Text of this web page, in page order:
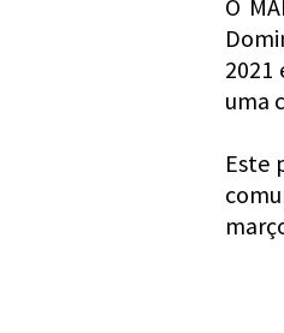
O
2021
uma
Este